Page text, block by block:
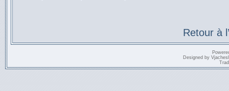
Retour à
Designed by